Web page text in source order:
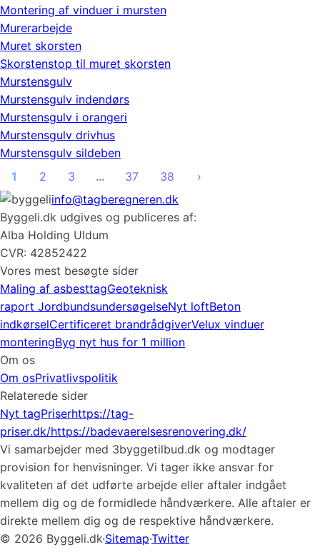
Montering af vinduer i mursten
Murerarbejde
Muret skorsten
Skorstenstop til muret skorsten
Murstensgulv
Murstensgulv indendørs
Murstensgulv i orangeri
Murstensgulv drivhus
Murstensgulv sildeben
1
2 3 … 37 38
›
info@tagberegneren.dk
Byggeli.dk udgives og publiceres af:
Alba Holding Uldum
CVR: 42852422
Vores mest besøgte sider
Maling af asbesttagGeoteknisk
raport JordbundsundersøgelseNyt loftBeton
indkørselCertificeret brandrådgiverVelux vinduer
monteringByg nyt hus for 1 million
Om os
Om osPrivatlivspolitik
Relaterede sider
Nyt tagPriserhttps://tag-
priser.dk/https://badevaerelsesrenovering.dk/
Vi samarbejder med 3byggetilbud.dk og modtager
provision for henvisninger. Vi tager ikke ansvar for
kvaliteten af det udførte arbejde eller aftaler indgået
mellem dig og de formidlede håndværkere. Alle aftaler er
direkte mellem dig og de respektive håndværkere.
© 2026 Byggeli.dk·Sitemap·Twitter